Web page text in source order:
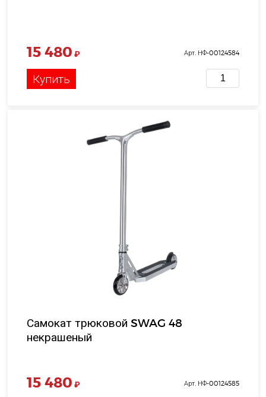
15 480 ₽ Арт. НФ-00124584
Купить
Самокат трюковой SWAG 48
некрашеный
15 480 ₽ Арт. НФ-00124585